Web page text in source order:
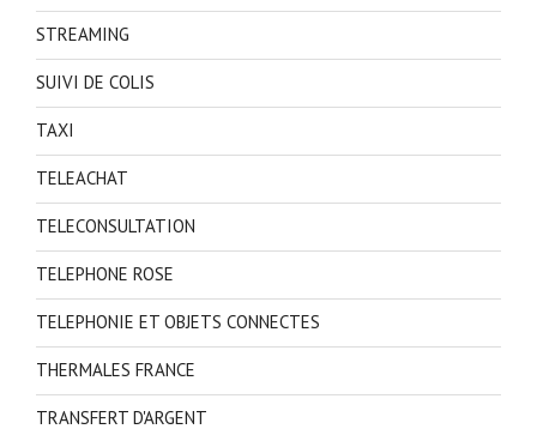
STREAMING
SUIVI DE COLIS
TAXI
TELEACHAT
TELECONSULTATION
TELEPHONE ROSE
TELEPHONIE ET OBJETS CONNECTES
THERMALES FRANCE
TRANSFERT D'ARGENT